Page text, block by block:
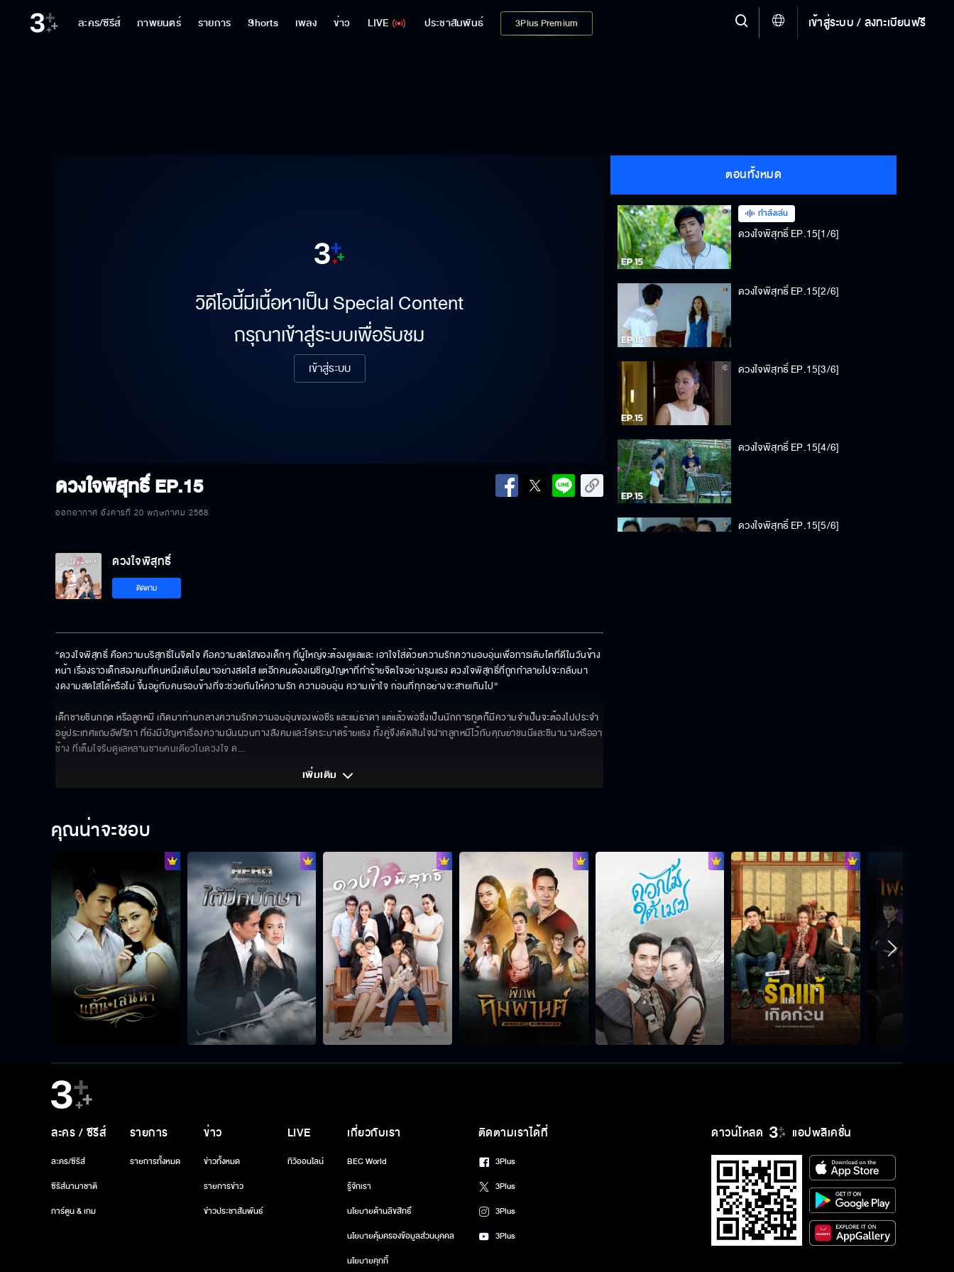
ละคร/ซีรีส์ ภาพยนตร์ รายการ Shorts เพลง ข่าว LIVE ประชาสัมพันธ์ 3Plus Premium เข้าสู่ระบบ / ลงทะเบียนฟรี
วิดีโอนี้มีเนื้อหาเป็น Special Content
กรุณาเข้าสู่ระบบเพื่อรับชม
เข้าสู่ระบบ
ดวงใจพิสุทธิ์EP.15
ออกอากาศ อังคารที่ 20 พฤษภาคม 2568
ตอนทั้งหมด
กำลังเล่น
ดวงใจพิสุทธิ์ EP.15[1/6]
ดวงใจพิสุทธิ์ EP.15[2/6]
ดวงใจพิสุทธิ์ EP.15[3/6]
ดวงใจพิสุทธิ์ EP.15[4/6]
ดวงใจพิสุทธิ์ EP.15[5/6]
ดวงใจพิสุทธิ์
ติดตาม
“ดวงใจพิสุทธิ์ คือความบริสุทธิ์ในจิตใจ คือความสดใสของเด็กๆ ที่ผู้ใหญ่จะต้องดูแลและ เอาใจใส่ด้วยความรักความอบอุ่นเพื่อการเติบโตที่ดีในวันข้าง
หน้า เรื่องราวเด็กสองคนที่คนหนึ่งเติบโตมาอย่างสดใส แต่อีกคนต้องเผชิญปัญหาที่ทำร้ายจิตใจอย่างรุนแรง ดวงใจพิสุทธิ์ที่ถูกทำลายไปจะกลับมา
งดงามสดใสได้หรือไม่ ขึ้นอยู่กับคนรอบข้างที่จะช่วยกันให้ความรัก ความอบอุ่น ความเข้าใจ ก่อนที่ทุกอย่างจะสายเกินไป”
เด็กชายชินกฤต หรือลูกหมี เกิดมาท่ามกลางความรักความอบอุ่นของพ่อชีร และแม่ธาดา แต่แล้วพ่อซึ่งเป็นนักการทูตก็มีความจำเป็นจะต้องไปประจำ
อยู่ประเทศแถบอัฟริกา ที่ยังมีปัญหาเรื่องความผันผวนทางสังคมและโรคระบาดร้ายแรง ทั้งคู่จึงตัดสินใจฝากลูกหมีไว้กับคุณย่าชนนีและชินานางหรืออา
ช้าง ที่เต็มใจรับดูแลหลานชายคนเดียวในดวงใจ ด...
เพิ่มเติม
คุณน่าจะชอบ
ดาวน์โหลด แอปพลิเคชั่น
ละคร / ซีรีส์
ละคร/ซีรีส์
ซีรีส์นานาชาติ
การ์ตูน & เกม
รายการ
รายการทั้งหมด
ข่าว
ข่าวทั้งหมด
รายการข่าว
ข่าวประชาสัมพันธ์
LIVE
ทีวีออนไลน์
เกี่ยวกับเรา
BEC World
รู้จักเรา
นโยบายด้านลิขสิทธิ์
นโยบายคุ้มครองข้อมูลส่วนบุคคล
นโยบายคุกกี้
ติดตามเราได้ที่
3Plus
3Plus
3Plus
3Plus